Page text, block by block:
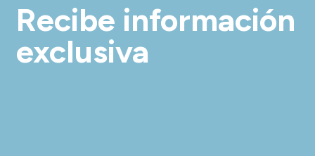
Recibe información
exclusiva